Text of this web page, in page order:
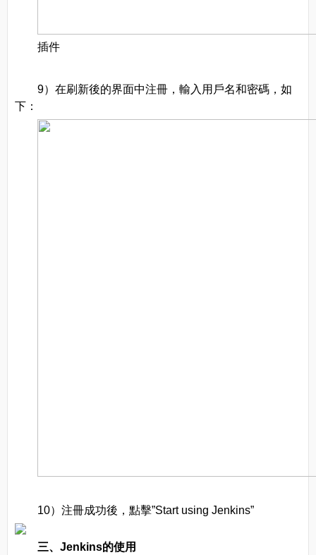
插件
9）在刷新後的界面中注冊，輸入用戶名和密碼，如
下：
10）注冊成功後，點擊”Start using Jenkins”
三、Jenkins的使用